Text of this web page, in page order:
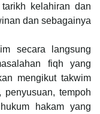
kelahiran dan
dan sebagainya.
secara langsung
fiqh yang
mengikut takwim
tempoh
hakam yang